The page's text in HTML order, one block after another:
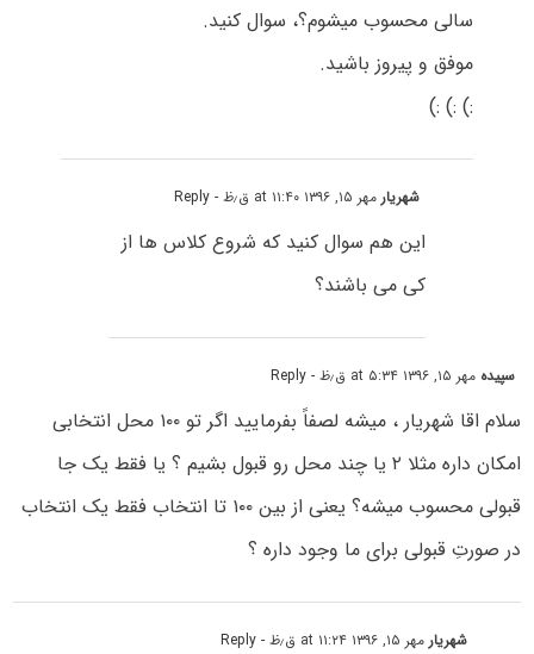
سالی محسوب میشوم؟، سوال کنید.
موفق و پیروز باشید.
:) :) :)
شهریارمهر ۱۵, ۱۳۹۶ at ۱۱:۴۰ ق٫ظ - Reply
این هم سوال کنید که شروع کلاس ها از
کی می باشند؟
سپیده مهر ۱۵, ۱۳۹۶ at ۵:۳۴ ق٫ظ - Reply
سلام اقا شهریار ، میشه لصفاً بفرمایید اگر تو ۱۰۰ محل انتخابی
امکان داره مثلا ۲ یا چند محل رو قبول بشیم ؟ یا فقط یک جا
قبولی محسوب میشه؟ یعنی از بین ۱۰۰ تا انتخاب فقط یک انتخاب
در صورتِ قبولی برای ما وجود داره ؟
شهریارمهر ۱۵, ۱۳۹۶ at ۱۱:۲۴ ق٫ظ - Reply